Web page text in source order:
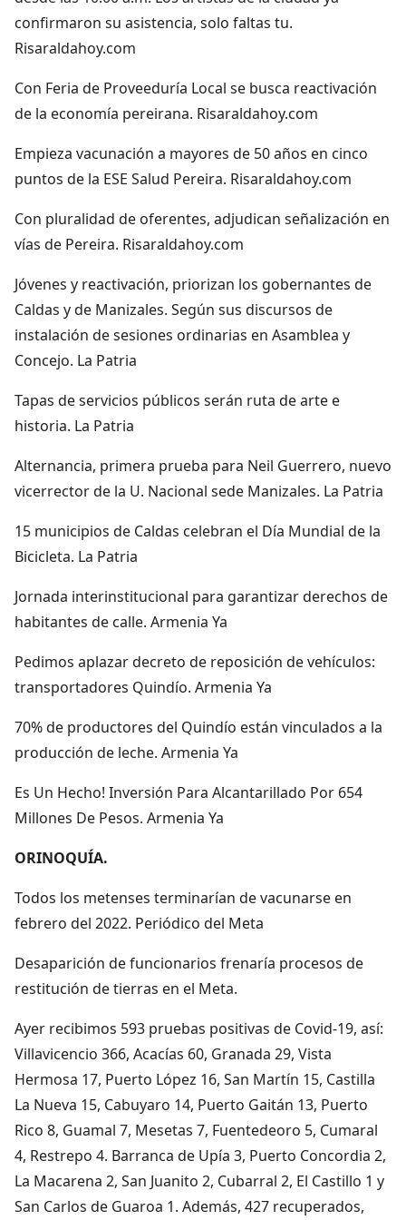
confirmaron su asistencia, solo faltas tu.
Risaraldahoy.com
Con Feria de Proveeduría Local se busca reactivación
de la economía pereirana. Risaraldahoy.com
Empieza vacunación a mayores de 50 años en cinco
puntos de la ESE Salud Pereira. Risaraldahoy.com
Con pluralidad de oferentes, adjudican señalización en
vías de Pereira. Risaraldahoy.com
Jóvenes y reactivación, priorizan los gobernantes de
Caldas y de Manizales. Según sus discursos de
instalación de sesiones ordinarias en Asamblea y
Concejo. La Patria
Tapas de servicios públicos serán ruta de arte e
historia. La Patria
Alternancia, primera prueba para Neil Guerrero, nuevo
vicerrector de la U. Nacional sede Manizales. La Patria
15 municipios de Caldas celebran el Día Mundial de la
Bicicleta. La Patria
Jornada interinstitucional para garantizar derechos de
habitantes de calle. Armenia Ya
Pedimos aplazar decreto de reposición de vehículos:
transportadores Quindío. Armenia Ya
70% de productores del Quindío están vinculados a la
producción de leche. Armenia Ya
Es Un Hecho! Inversión Para Alcantarillado Por 654
Millones De Pesos. Armenia Ya
ORINOQUÍA.
Todos los metenses terminarían de vacunarse en
febrero del 2022. Periódico del Meta
Desaparición de funcionarios frenaría procesos de
restitución de tierras en el Meta.
Ayer recibimos 593 pruebas positivas de Covid-19, así:
Villavicencio 366, Acacías 60, Granada 29, Vista
Hermosa 17, Puerto López 16, San Martín 15, Castilla
La Nueva 15, Cabuyaro 14, Puerto Gaitán 13, Puerto
Rico 8, Guamal 7, Mesetas 7, Fuentedeoro 5, Cumaral
4, Restrepo 4. Barranca de Upía 3, Puerto Concordia 2,
La Macarena 2, San Juanito 2, Cubarral 2, El Castillo 1 y
San Carlos de Guaroa 1. Además, 427 recuperados,